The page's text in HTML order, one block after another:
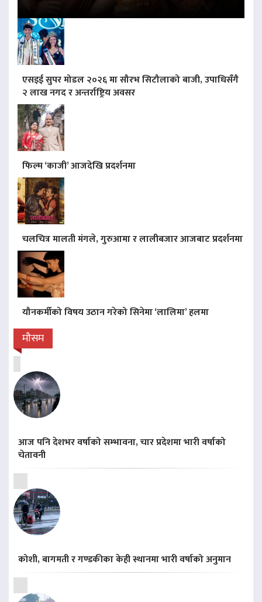
एसइई सुपर मोडल २०२६ मा सौरभ सिटौलाको बाजी, उपाधिसँगै
२ लाख नगद र अन्तर्राष्ट्रिय अवसर
फिल्म ‘काजी’ आजदेखि प्रदर्शनमा
चलचित्र मालती मंगले, गुरुआमा र लालीबजार आजबाट प्रदर्शनमा
यौनकर्मीको विषय उठान गरेको सिनेमा ‘लालिमा’ हलमा
मौसम
आज पनि देशभर वर्षाको सम्भावना, चार प्रदेशमा भारी वर्षाको
चेतावनी
कोशी, बागमती र गण्डकीका केही स्थानमा भारी वर्षाको अनुमान